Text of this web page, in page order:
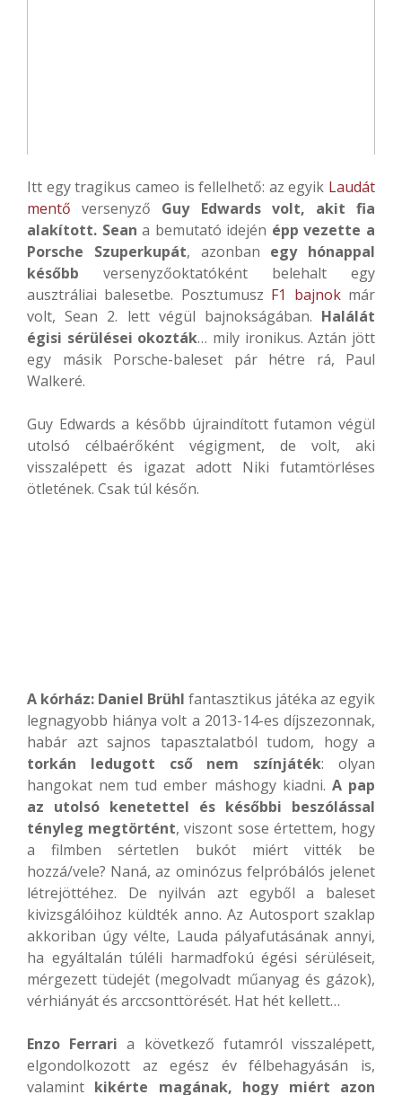
Itt egy tragikus cameo is fellelhető: az egyik Laudát
mentő versenyző Guy Edwards volt, akit fia
alakított. Sean a bemutató idején épp vezette a
Porsche Szuperkupát, azonban egy hónappal
később versenyzőoktatóként belehalt egy
ausztráliai balesetbe. Posztumusz F1 bajnokmár
volt, Sean 2. lett végül bajnokságában. Halálát
égisi sérülései okozták… mily ironikus. Aztán jött
egy másik Porsche-baleset pár hétre rá, Paul
Walkeré.
Guy Edwards a később újraindított futamon végül
utolsó célbaérőként végigment, de volt, aki
visszalépett és igazat adott Niki futamtörléses
ötletének. Csak túl későn.
A kórház: Daniel Brühl fantasztikus játéka az egyik
legnagyobb hiánya volt a 2013-14-es díjszezonnak,
habár azt sajnos tapasztalatból tudom, hogy a
torkán ledugott cső nem színjáték: olyan
hangokat nem tud ember máshogy kiadni. A pap
az utolsó kenetettel és későbbi beszólással
tényleg megtörtént, viszont sose értettem, hogy
a filmben sértetlen bukót miért vitték be
hozzá/vele? Naná, az ominózus felpróbálós jelenet
létrejöttéhez. De nyilván azt egyből a baleset
kivizsgálóihoz küldték anno. Az Autosport szaklap
akkoriban úgy vélte, Lauda pályafutásának annyi,
ha egyáltalán túléli harmadfokú égési sérüléseit,
mérgezett tüdejét (megolvadt műanyag és gázok),
vérhiányát és arccsonttörését. Hat hét kellett…
Enzo Ferrari a következő futamról visszalépett,
elgondolkozott az egész év félbehagyásán is,
valamint kikérte magának, hogy miért azon